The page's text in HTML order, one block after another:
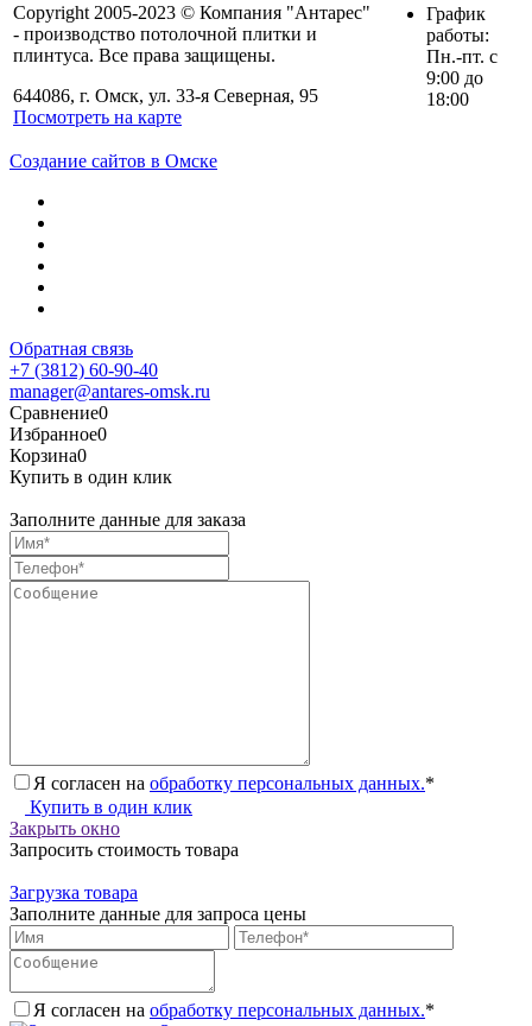
Copyright 2005-2023 © Компания "Антарес"
- производство потолочной плитки и
плинтуса. Все права защищены.
644086, г. Омск, ул. 33-я Северная, 95
Посмотреть на карте
График
работы:
Пн.-пт. с
9:00 до
18:00
Создание сайтов в Омске
Обратная связь
+7 (3812) 60-90-40
manager@antares-omsk.ru
Сравнение0
Избранное0
Корзина0
Купить в один клик
Заполните данные для заказа
Я согласен на обработку персональных данных.*
Купить в один клик
Закрыть окно
Запросить стоимость товара
Загрузка товара
Заполните данные для запроса цены
Я согласен на обработку персональных данных.*